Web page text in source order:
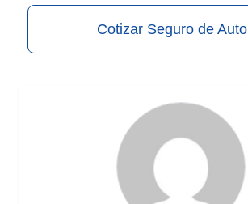
Cotizar Seguro de Auto